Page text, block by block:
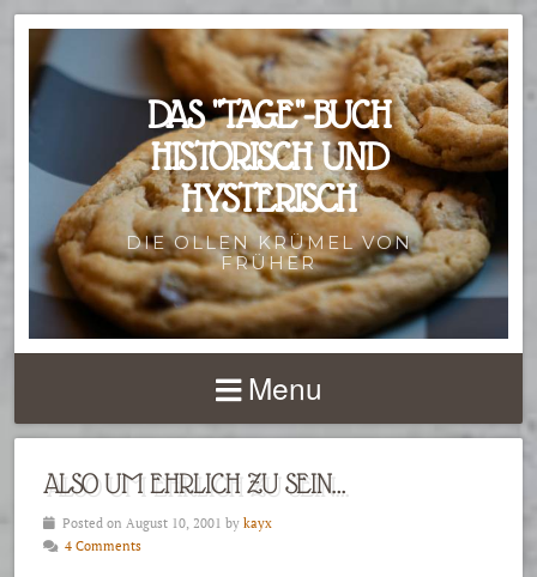
DAS "TAGE"-BUCH
HISTORISCH UND
HYSTERISCH
DIE OLLEN KRÜMEL VON
FRÜHER
Menu
ALSO UM EHRLICH ZU SEIN…
Posted on August 10, 2001 by kayx
4 Comments